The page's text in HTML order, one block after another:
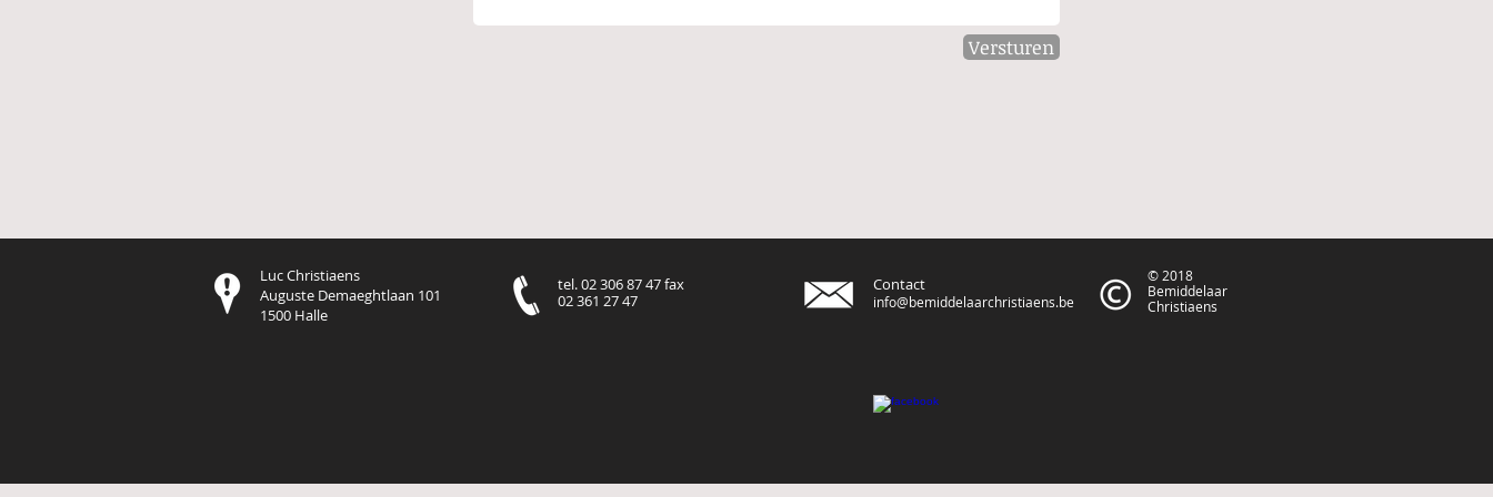
Versturen
Luc Christiaens
Auguste Demaeghtlaan 101
1500 Halle
tel. 02 306 87 47 fax
02 361 27 47
Contact
info@bemiddelaarchristiaens.be
© 2018
Bemiddelaar
Christiaens